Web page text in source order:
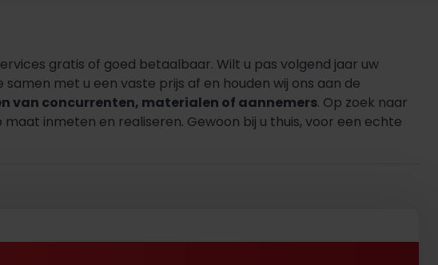
gratis of goed betaalbaar. Wilt u pas volgend jaar uw
met u een vaste prijs af en houden wij ons aan de
van concurrenten, materialen of aannemers. Op zoek naar
inmeten en realiseren. Gewoon bij u thuis, voor een echte